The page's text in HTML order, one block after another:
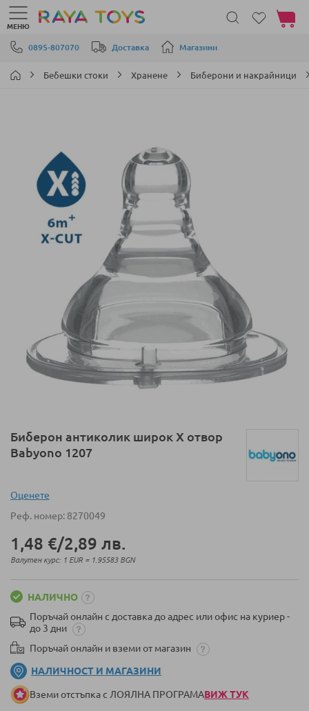
Прескачане към съдържанието
0895-807070 Доставка Магазини
МЕНЮ
Моята
Бебешки стоки Хранене Биберони и накрайници
галерията
изображенията
Преминете
към
началото
галерия
снимки
Биберон антиколик широк X отвор
Babyono 1207
Оценeте
Реф. номер 8270049
1,48 €/2,89 лв.
Валутен курс: 1 EUR = 1.95583 BGN
НАЛИЧНО
Поръчай онлайн с доставка до адрес или офис на куриер -
до 3 дни
Поръчай онлайн и вземи от магазин
НАЛИЧНОСТ И МАГАЗИНИ
Вземи отстъпка с ЛОЯЛНА ПРОГРАМАВИЖ ТУК